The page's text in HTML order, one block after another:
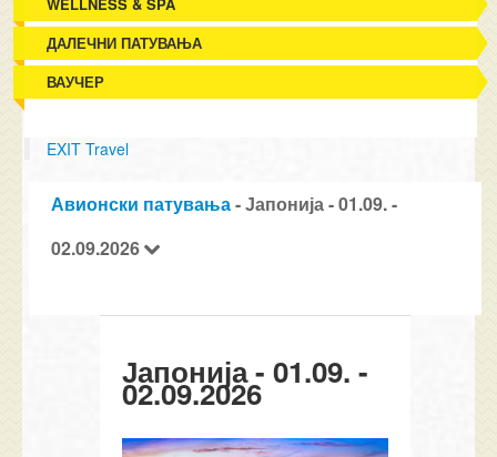
ДАЛЕЧНИ ПАТУВАЊА
ВАУЧЕР
EXIT Travel
Авионски патувања- Јапонија - 01.09. -
02.09.2026
Јапонија - 01.09. -
02.09.2026